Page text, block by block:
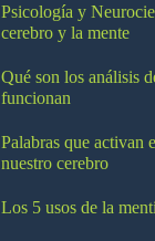
Psicología y
cerebro y la mente
Qué son los análisis
funcionan
Palabras que activan
nuestro cerebro
Los 5 usos de la